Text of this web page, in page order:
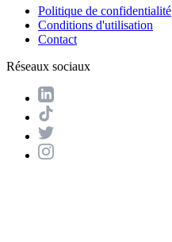
Politique de confidentialité
Conditions d'utilisation
Contact
Réseaux sociaux